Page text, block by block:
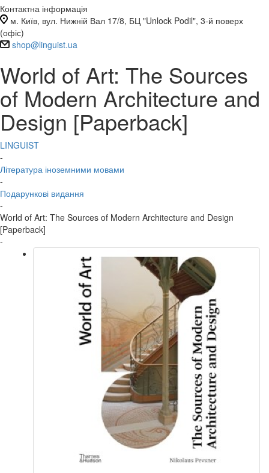
Контактна інформація
м. Київ, вул. Нижній Вал 17/8, БЦ "Unlock Podil", 3-й поверх
(офіс)
shop@linguist.ua
World of Art: The Sources
of Modern Architecture and
Design [Paperback]
LINGUIST
-
Література іноземними мовами
-
Подарункові видання
-
World of Art: The Sources of Modern Architecture and Design
[Paperback]
-